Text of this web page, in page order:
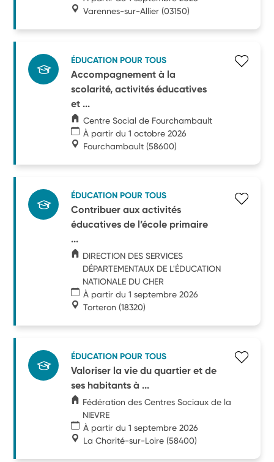
Varennes-sur-Allier (03150)
ÉDUCATION POUR TOUS
Accompagnement à la
scolarité, activités éducatives
et ...
Centre Social de Fourchambault
À partir du 1 octobre 2026
Fourchambault (58600)
ÉDUCATION POUR TOUS
Contribuer aux activités
éducatives de l’école primaire
...
DIRECTION DES SERVICES
DÉPARTEMENTAUX DE L'ÉDUCATION
NATIONALE DU CHER
À partir du 1 septembre 2026
Torteron (18320)
ÉDUCATION POUR TOUS
Valoriser la vie du quartier et de
ses habitants à ...
Fédération des Centres Sociaux de la
NIEVRE
À partir du 1 septembre 2026
La Charité-sur-Loire (58400)